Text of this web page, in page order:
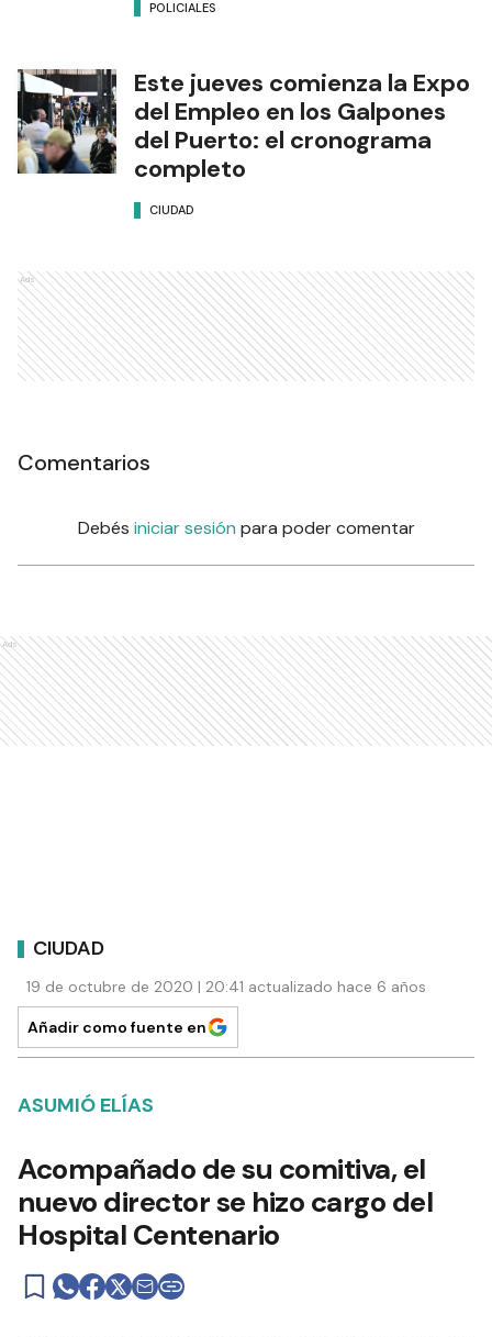
POLICIALES
Este jueves comienza la Expo
del Empleo en los Galpones
del Puerto: el cronograma
completo
CIUDAD
Ads
Comentarios
Debés iniciar sesión para poder comentar
Ads
CIUDAD
19 de octubre de 2020 | 20:41 actualizado hace 6 años
Añadir como fuente en
ASUMIÓ ELÍAS
Acompañado de su comitiva, el
nuevo director se hizo cargo del
Hospital Centenario